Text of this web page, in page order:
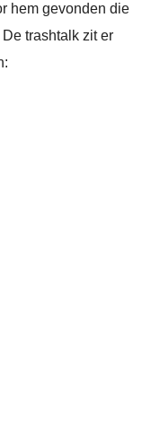
hem gevonden die
trashtalk zit er